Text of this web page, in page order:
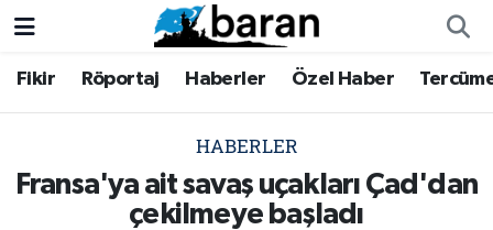
Fikir Röportaj Haberler Özel Haber
HABERLER
Fransa'ya ait savaş uçakları Çad'dan
çekilmeye başladı
Fikir
Haberler
Fikir
Haberler
Nöbetçi Eczaneler
Trafik Durumu